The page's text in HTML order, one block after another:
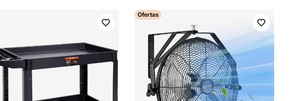
Ofertas